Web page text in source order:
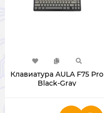
Клавиатура AULA F75 Pro
Black-Gray